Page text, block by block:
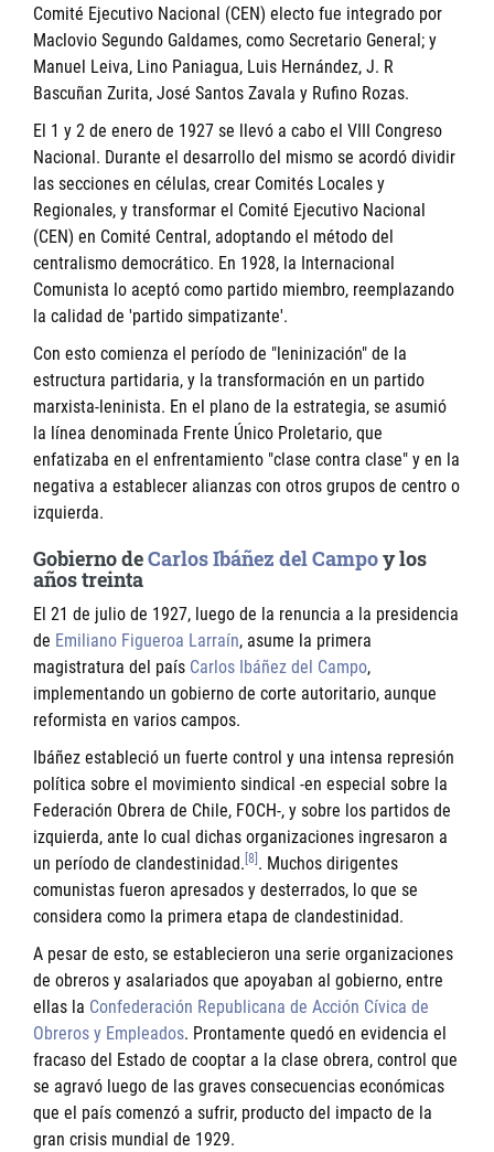
Comité Ejecutivo Nacional (CEN) electo fue integrado por
Maclovio Segundo Galdames, como Secretario General; y
Manuel Leiva, Lino Paniagua, Luis Hernández, J. R
Bascuñan Zurita, José Santos Zavala y Rufino Rozas.
El 1 y 2 de enero de 1927 se llevó a cabo el VIII Congreso
Nacional. Durante el desarrollo del mismo se acordó dividir
las secciones en células, crear Comités Locales y
Regionales, y transformar el Comité Ejecutivo Nacional
(CEN) en Comité Central, adoptando el método del
centralismo democrático. En 1928, la Internacional
Comunista lo aceptó como partido miembro, reemplazando
la calidad de 'partido simpatizante'.
Con esto comienza el período de "leninización" de la
estructura partidaria, y la transformación en un partido
marxista-leninista. En el plano de la estrategia, se asumió
la línea denominada Frente Único Proletario, que
enfatizaba en el enfrentamiento "clase contra clase" y en la
negativa a establecer alianzas con otros grupos de centro o
izquierda.
Gobierno deCarlos Ibáñez del Campoy los
años treinta
El 21 de julio de 1927, luego de la renuncia a la presidencia
de Emiliano Figueroa Larraín, asume la primera
magistratura del país Carlos Ibáñez del Campo,
implementando un gobierno de corte autoritario, aunque
reformista en varios campos.
Ibáñez estableció un fuerte control y una intensa represión
política sobre el movimiento sindical -en especial sobre la
Federación Obrera de Chile, FOCH-, y sobre los partidos de
izquierda, ante lo cual dichas organizaciones ingresaron a
un período de clandestinidad. [8] . Muchos dirigentes
comunistas fueron apresados y desterrados, lo que se
considera como la primera etapa de clandestinidad.
A pesar de esto, se establecieron una serie organizaciones
de obreros y asalariados que apoyaban al gobierno, entre
ellas la Confederación Republicana de Acción Cívica de
Obreros y Empleados. Prontamente quedó en evidencia el
fracaso del Estado de cooptar a la clase obrera, control que
se agravó luego de las graves consecuencias económicas
que el país comenzó a sufrir, producto del impacto de la
gran crisis mundial de 1929.